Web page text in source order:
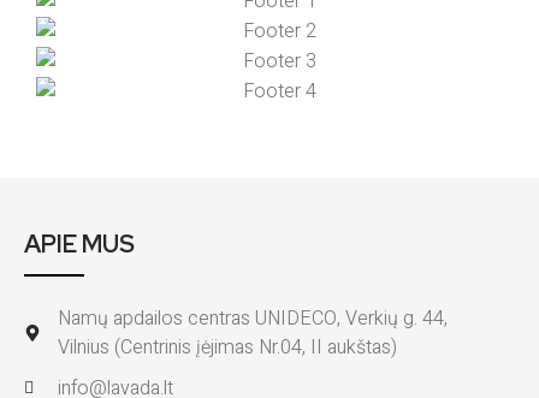
APIE MUS
Namų apdailos centras UNIDECO, Verkių g. 44,
Vilnius (Centrinis įėjimas Nr.04, II aukštas)
info@lavada.lt